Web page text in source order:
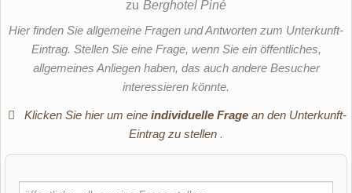
zu Berghotel Piné
Hier finden Sie allgemeine Fragen und Antworten zum Unterkunft-
Eintrag. Stellen Sie eine Frage, wenn Sie ein öffentliches,
allgemeines Anliegen haben, das auch andere Besucher
interessieren könnte.
Klicken Sie hier um eine individuelle Fragean den Unterkunft-
Eintrag zu stellen .